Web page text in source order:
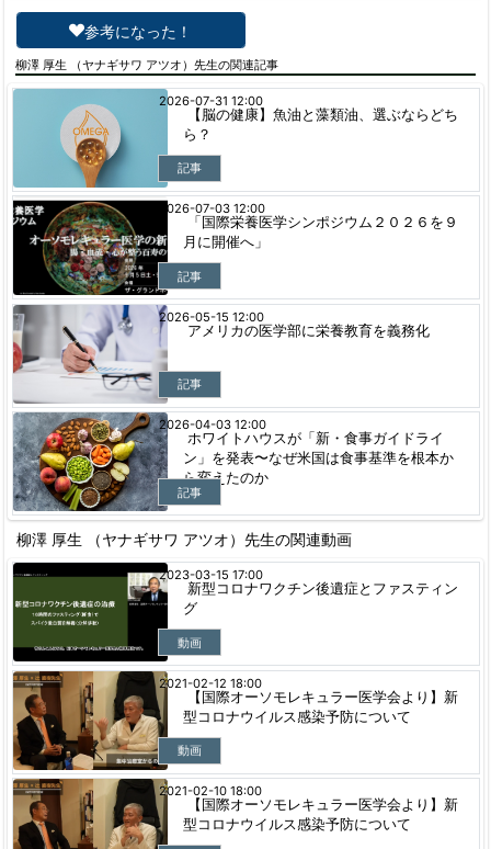
参考になった！
柳澤 厚生 （ヤナギサワ アツオ）先生の関連記事
【脳の健康】魚油と藻類油、選ぶならどち
ら？
記事
2026-07-31 12:00
「国際栄養医学シンポジウム２０２６を９
月に開催へ」
記事
2026-07-03 12:00
アメリカの医学部に栄養教育を義務化
記事
2026-05-15 12:00
ホワイトハウスが「新・食事ガイドライ
ン」を発表〜なぜ米国は食事基準を根本か
ら変えたのか
記事
2026-04-03 12:00
柳澤 厚生 （ヤナギサワ アツオ）先生の関連動画
新型コロナワクチン後遺症とファスティン
グ
動画
2023-03-15 17:00
【国際オーソモレキュラー医学会より】新
型コロナウイルス感染予防について
動画
2021-02-12 18:00
【国際オーソモレキュラー医学会より】新
型コロナウイルス感染予防について
2021-02-10 18:00